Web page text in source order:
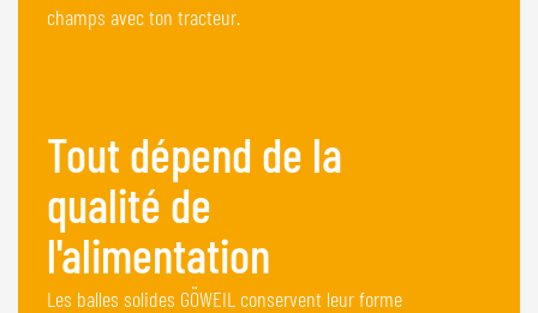
champs avec ton tracteur.
Tout dépend de la
qualité de
l'alimentation
Les balles solides GÖWEIL conservent leur forme